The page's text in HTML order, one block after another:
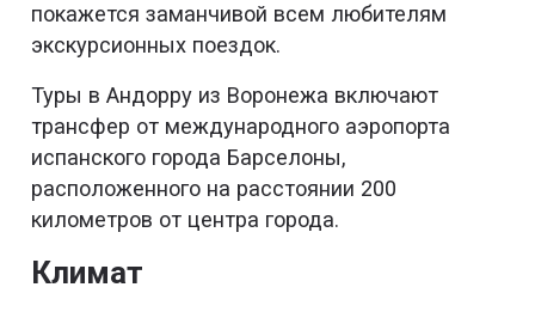
покажется заманчивой всем любителям
экскурсионных поездок.
Туры в Андорру из Воронежа включают
трансфер от международного аэропорта
испанского города Барселоны,
расположенного на расстоянии 200
километров от центра города.
Климат